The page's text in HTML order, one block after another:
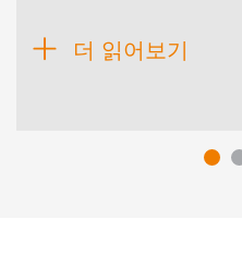
더 읽어보기